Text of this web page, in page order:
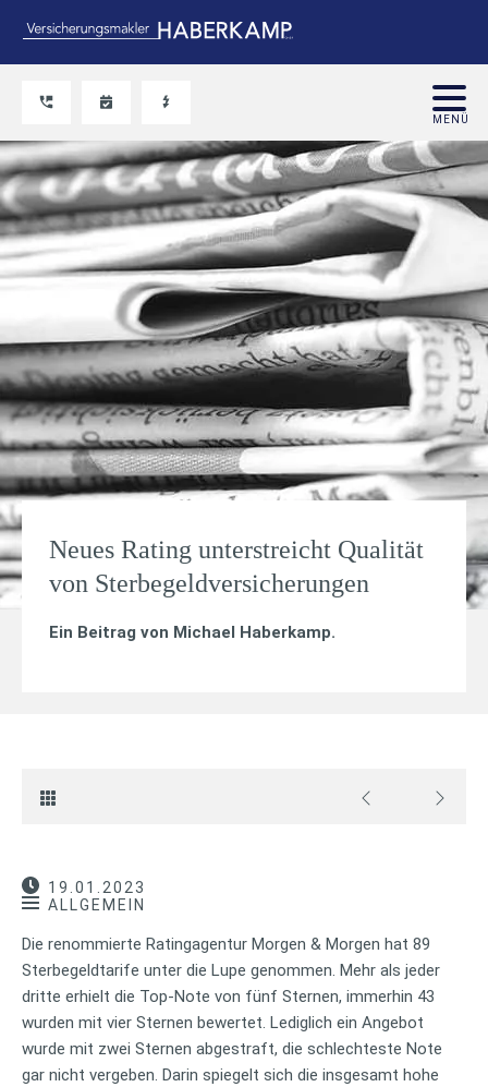
Neues Rating unterstreicht Qualität
von Sterbegeldversicherungen
Ein Beitrag von Michael Haberkamp.
19.01.2023
ALLGEMEIN
Die renommierte Ratingagentur Morgen & Morgen hat 89
Sterbegeldtarife unter die Lupe genommen. Mehr als jeder
dritte erhielt die Top-Note von fünf Sternen, immerhin 43
wurden mit vier Sternen bewertet. Lediglich ein Angebot
wurde mit zwei Sternen abgestraft, die schlechteste Note
gar nicht vergeben. Darin spiegelt sich die insgesamt hohe